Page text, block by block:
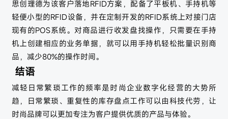
思创理德为该客户落地RFID方案，配备了平板机、手持机等
轻便小型的RFID设备，并在定制开发的RFID系统上对接门店
现有的POS系统。对商品进行收发盘找操作，只需要在手持
机上创建相应的业务单据，就可以用手持机轻松批量识别商
品，减少80%的操作时间。
结语
减轻日常繁琐工作的频率是时尚企业数字化经营的大势所
趋，日常繁琐、重复性的库存盘点工作可以由科技代劳，让
时尚品牌可以更加专注为客户提供优质的产品与体验。